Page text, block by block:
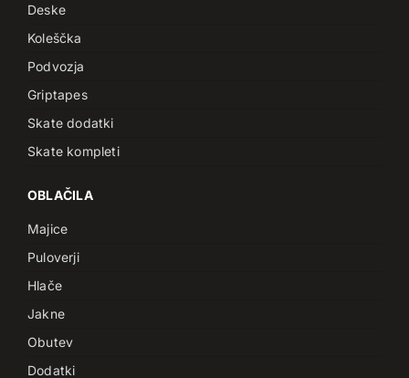
Deske
Koleščka
Podvozja
Griptapes
Skate dodatki
Skate kompleti
OBLAČILA
Majice
Puloverji
Hlače
Jakne
Obutev
Dodatki